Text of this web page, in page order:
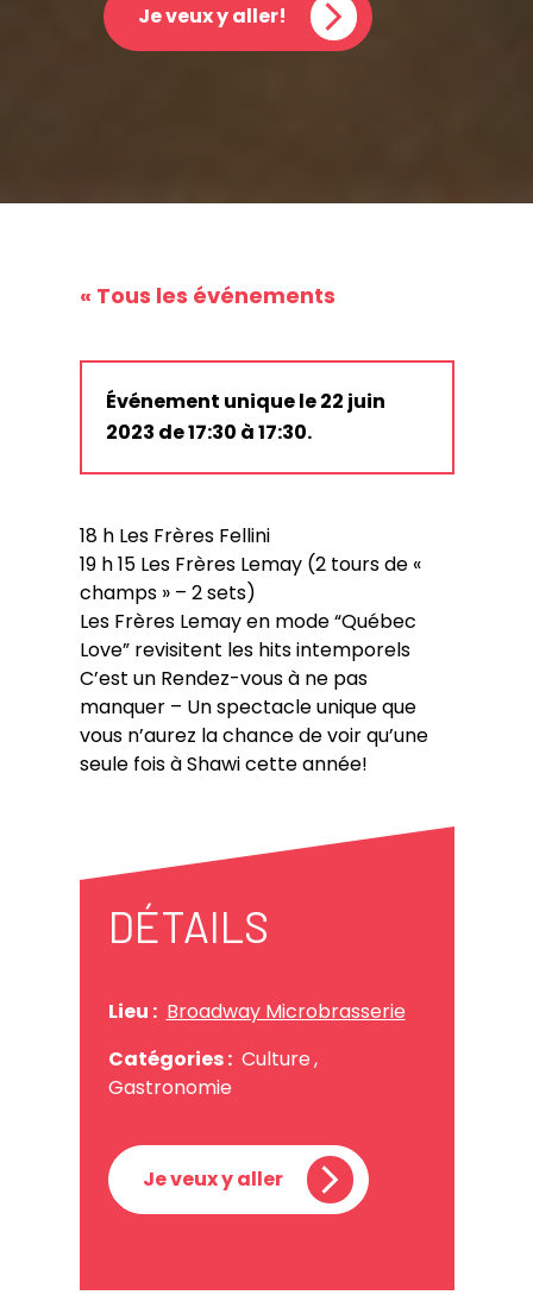
Je veux y aller!
« Tous les événements
Événement unique le 22 juin
2023 de 17:30 à 17:30.
18 h Les Frères Fellini
19 h 15 Les Frères Lemay (2 tours de «
champs » – 2 sets)
Les Frères Lemay en mode “Québec
Love” revisitent les hits intemporels
C’est un Rendez-vous à ne pas
manquer – Un spectacle unique que
vous n’aurez la chance de voir qu’une
seule fois à Shawi cette année!
DÉTAILS
Lieu : Broadway Microbrasserie
Catégories : Culture,
Gastronomie
Je veux y aller